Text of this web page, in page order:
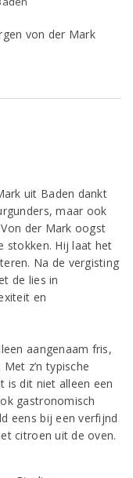
von der Mark
uit Baden dankt
maar ook
der Mark oogst
stokken. Hij laat het
Na de vergisting
de lies in
en
aangenaam fris,
z’n typische
is dit niet alleen een
gastronomisch
eens bij een verfijnd
citroen uit de oven.